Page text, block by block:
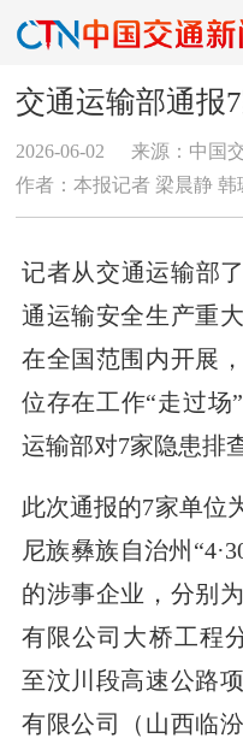
交通运输部通报
2026-06-02 来源：中国
作者：本报记者 梁晨静 韩
记者从交通运输部
通运输安全生产重
在全国范围内开展
位存在工作“走过场
运输部对7家隐患排
此次通报的7家单位
尼族彝族自治州
的涉事企业，分别
有限公司大桥工程
至汶川段高速公路
有限公司（山西临